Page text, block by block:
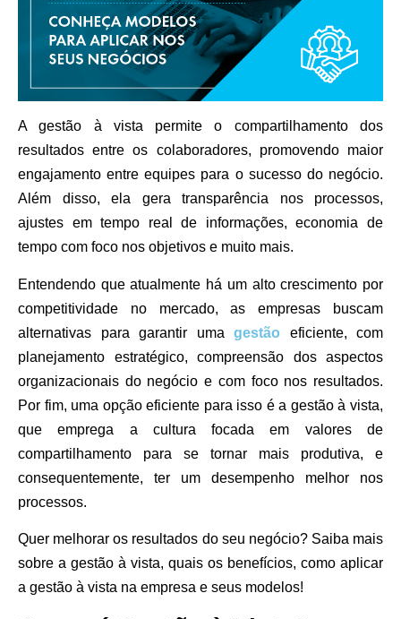
A gestão à vista permite o compartilhamento dos
resultados entre os colaboradores, promovendo maior
engajamento entre equipes para o sucesso do negócio.
Além disso, ela gera transparência nos processos,
ajustes em tempo real de informações, economia de
tempo com foco nos objetivos e muito mais.
Entendendo que atualmente há um alto crescimento por
competitividade no mercado, as empresas buscam
alternativas para garantir uma gestão eficiente, com
planejamento estratégico, compreensão dos aspectos
organizacionais do negócio e com foco nos resultados.
Por fim, uma opção eficiente para isso é a gestão à vista,
que emprega a cultura focada em valores de
compartilhamento para se tornar mais produtiva, e
consequentemente, ter um desempenho melhor nos
processos.
Quer melhorar os resultados do seu negócio? Saiba mais
sobre a gestão à vista, quais os benefícios, como aplicar
a gestão à vista na empresa e seus modelos!